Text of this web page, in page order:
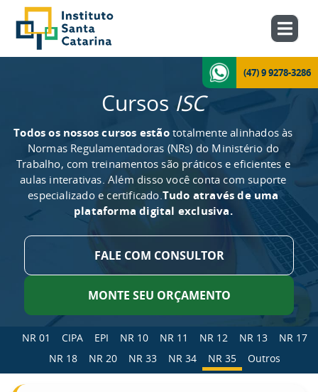
(47) 9 9278-3286
Cursos ISC
Todos os nossos cursos estãototalmente alinhados às
Normas Regulamentadoras (NRs) do Ministério do
Trabalho, com treinamentos são práticos e eficientes e
aulas interativas. Além disso você conta com suporte
especializado e certificado.Tudo através de uma
plataforma digital exclusiva.
FALE COM CONSULTOR
MONTE SEU ORÇAMENTO
NR 01 CIPA EPI NR 10 NR 11 NR 12 NR 13
NR 17
NR 18
NR 20 NR 33 NR 34 NR 35 Outros